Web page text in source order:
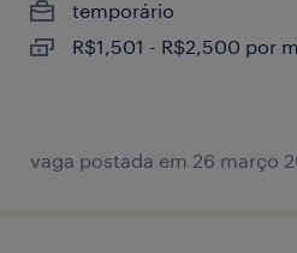
temporário
R$1,501 - R$2,500 por
vaga postada em 26 março